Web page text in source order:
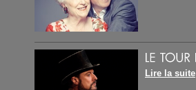
Lire la suite